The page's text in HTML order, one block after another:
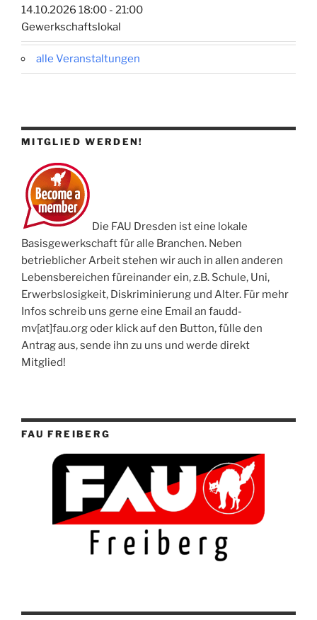
14.10.2026 18:00 - 21:00
Gewerkschaftslokal
alle Veranstaltungen
MITGLIED WERDEN!
Die FAU Dresden ist eine lokale
Basisgewerkschaft für alle Branchen. Neben
betrieblicher Arbeit stehen wir auch in allen anderen
Lebensbereichen füreinander ein, z.B. Schule, Uni,
Erwerbslosigkeit, Diskriminierung und Alter. Für mehr
Infos schreib uns gerne eine Email an faudd-
mv[at]fau.org oder klick auf den Button, fülle den
Antrag aus, sende ihn zu uns und werde direkt
Mitglied!
FAU FREIBERG